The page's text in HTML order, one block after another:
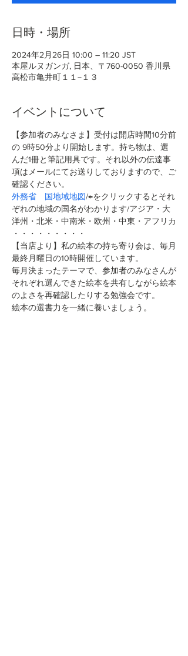
日時・場所
2024年2月26日 10:00 – 11:20 JST
本屋ルヌガンガ, 日本、〒760-0050 香川県
高松市亀井町１１−１３
イベントについて
【参加者のみなさま】受付は開店時間10分前
の 9時50分より開始します。持ち物は、選
んだ1冊と筆記用具です。それ以外の伝達事
項はメールにてお送りしておりますので、ご
確認ください。
外務省　国地域地図/←をクリックするとそれ
ぞれの地域の国名がわかります/アジア・大
洋州・北米・中南米・欧州・中東・アフリカ
・・・・・・・・・
【当店より】私の絵本の持ち寄り会は、毎月
最終月曜日の10時開催しています。
毎月決まったテーマで、参加者のみなさんが
それぞれ選んできた絵本を共有しながら絵本
のよさを再確認したりする勉強会です。
絵本の選書力を一緒に養いましょう。